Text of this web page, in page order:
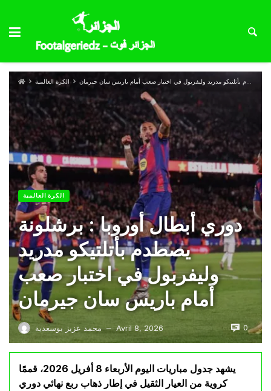
الكرة العالمية دوري أبطال أوروبا : برشلونة يصطدم بأتلتيكو مدريد وليفربول في اختبار صعب أمام باريس سان جيرمان
الكرة العالمية
دوري أبطال أوروبا : برشلونة
يصطدم بأتلتيكو مدريد
وليفربول في اختبار صعب
أمام باريس سان جيرمان
محمد عزيز بوسعدية — Avril 8, 2026 0
يشهد جدول مباريات اليوم الأربعاء 8 أفريل 2026، قممًا
كروية من العيار الثقيل في إطار ذهاب ربع نهائي دوري